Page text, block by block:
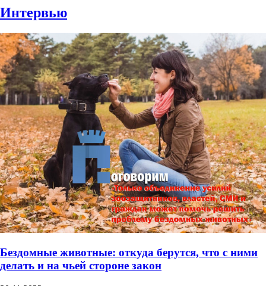
Интервью
Бездомные животные: откуда берутся, что с ними
делать и на чьей стороне закон